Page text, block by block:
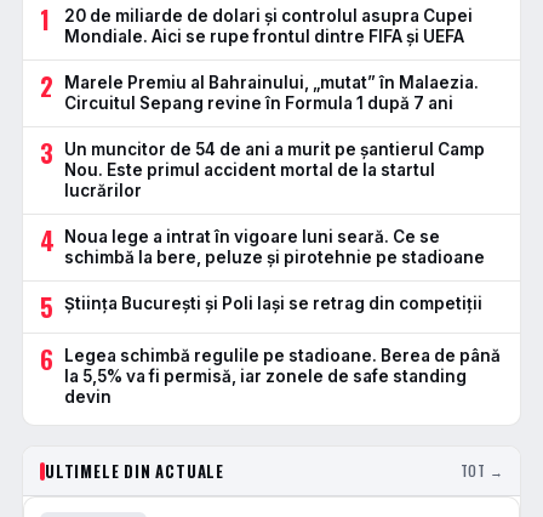
1
20 de miliarde de dolari și controlul asupra Cupei
Mondiale. Aici se rupe frontul dintre FIFA și UEFA
2
Marele Premiu al Bahrainului, „mutat” în Malaezia.
Circuitul Sepang revine în Formula 1 după 7 ani
3
Un muncitor de 54 de ani a murit pe șantierul Camp
Nou. Este primul accident mortal de la startul
lucrărilor
4
Noua lege a intrat în vigoare luni seară. Ce se
schimbă la bere, peluze și pirotehnie pe stadioane
5 Știința București și Poli Iași se retrag din competiții
6
Legea schimbă regulile pe stadioane. Berea de până
la 5,5% va fi permisă, iar zonele de safe standing
devin
ULTIMELE DIN ACTUALE TOT →